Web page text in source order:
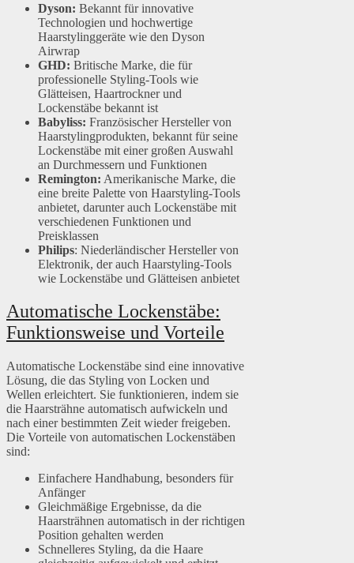
Dyson: Bekannt für innovative
Technologien und hochwertige
Haarstylinggeräte wie den Dyson
Airwrap
GHD: Britische Marke, die für
professionelle Styling-Tools wie
Glätteisen, Haartrockner und
Lockenstäbe bekannt ist
Babyliss: Französischer Hersteller von
Haarstylingprodukten, bekannt für seine
Lockenstäbe mit einer großen Auswahl
an Durchmessern und Funktionen
Remington: Amerikanische Marke, die
eine breite Palette von Haarstyling-Tools
anbietet, darunter auch Lockenstäbe mit
verschiedenen Funktionen und
Preisklassen
Philips: Niederländischer Hersteller von
Elektronik, der auch Haarstyling-Tools
wie Lockenstäbe und Glätteisen anbietet
Automatische Lockenstäbe:
Funktionsweise und Vorteile
Automatische Lockenstäbe sind eine innovative
Lösung, die das Styling von Locken und
Wellen erleichtert. Sie funktionieren, indem sie
die Haarsträhne automatisch aufwickeln und
nach einer bestimmten Zeit wieder freigeben.
Die Vorteile von automatischen Lockenstäben
sind:
Einfachere Handhabung, besonders für
Anfänger
Gleichmäßige Ergebnisse, da die
Haarsträhnen automatisch in der richtigen
Position gehalten werden
Schnelleres Styling, da die Haare